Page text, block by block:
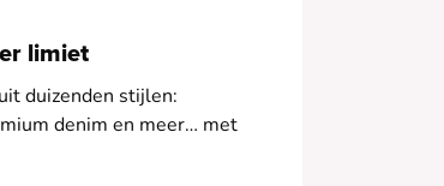
limiet
duizenden stijlen:
denim en meer… met